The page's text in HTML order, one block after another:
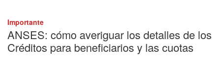
Importante
ANSES: cómo averiguar los detalles de los
Créditos para beneficiarios y las cuotas